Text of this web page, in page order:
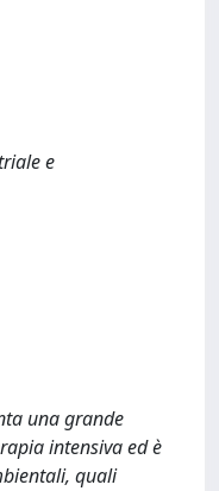
e
una grande
intensiva ed è
quali